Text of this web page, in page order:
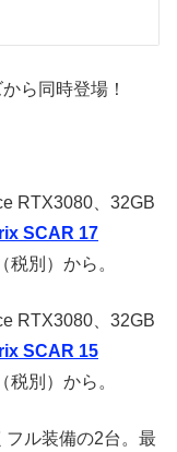
ら同時登場！
RTX3080、32GB
SCAR 17
（税別）から。
RTX3080、32GB
SCAR 15
（税別）から。
フル装備の2台。最